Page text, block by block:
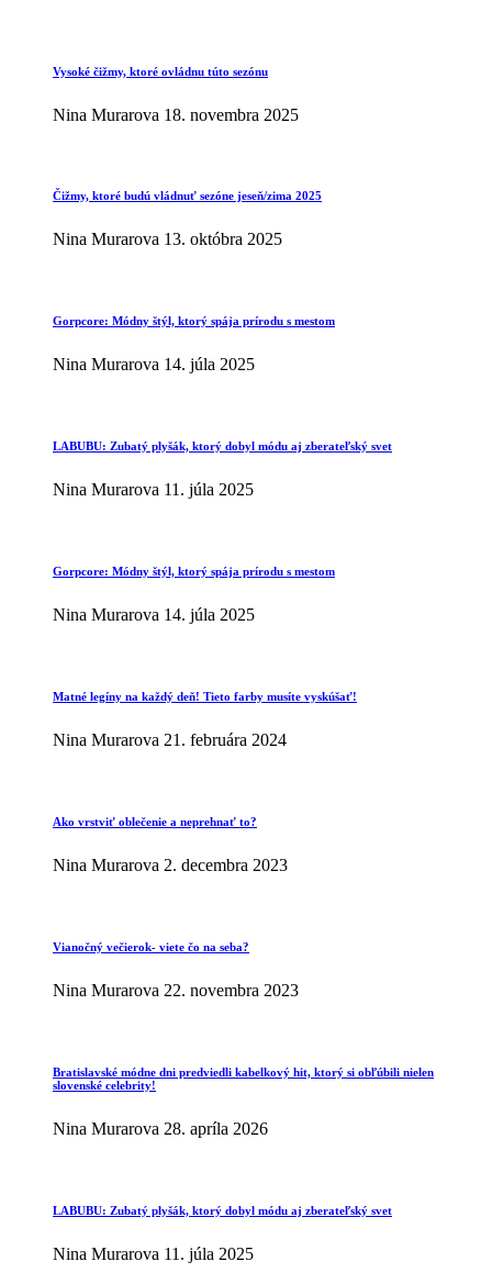
Vysoké čižmy, ktoré ovládnu túto sezónu
Nina Murarova 18. novembra 2025
Čižmy, ktoré budú vládnuť sezóne jeseň/zima 2025
Nina Murarova 13. októbra 2025
Gorpcore: Módny štýl, ktorý spája prírodu s mestom
Nina Murarova 14. júla 2025
LABUBU: Zubatý plyšák, ktorý dobyl módu aj zberateľský svet
Nina Murarova 11. júla 2025
Gorpcore: Módny štýl, ktorý spája prírodu s mestom
Nina Murarova 14. júla 2025
Matné legíny na každý deň! Tieto farby musíte vyskúšať!
Nina Murarova 21. februára 2024
Ako vrstviť oblečenie a neprehnať to?
Nina Murarova 2. decembra 2023
Vianočný večierok- viete čo na seba?
Nina Murarova 22. novembra 2023
Bratislavské módne dni predviedli kabelkový hit, ktorý si obľúbili nielen
slovenské celebrity!
Nina Murarova 28. apríla 2026
LABUBU: Zubatý plyšák, ktorý dobyl módu aj zberateľský svet
Nina Murarova 11. júla 2025